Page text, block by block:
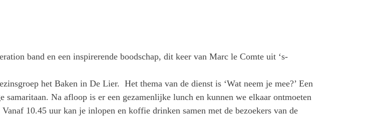
band en een inspirerende boodschap, dit keer van Marc le Comte uit ‘s-
het Baken in De Lier. Het thema van de dienst is ‘Wat neem je mee?’ Een
Na afloop is er een gezamenlijke lunch en kunnen we elkaar ontmoeten
10.45 uur kan je inlopen en koffie drinken samen met de bezoekers van de